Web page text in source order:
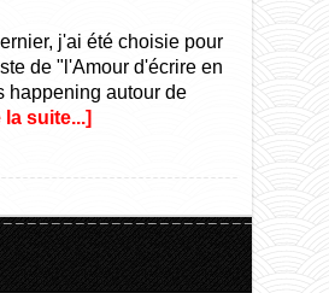
j'ai été choisie pour
de "l'Amour d'écrire en
happening autour de
la suite...]